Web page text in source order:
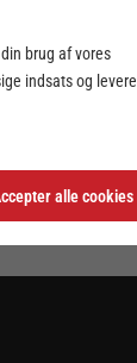
0
brug af vores
indsats og levere
alle cookies